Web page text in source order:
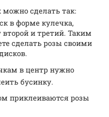
сделать так:
в форме кулечка,
и третий. Таким
сделать розы своими
в центр нужно
бусинку.
приклеиваются розы